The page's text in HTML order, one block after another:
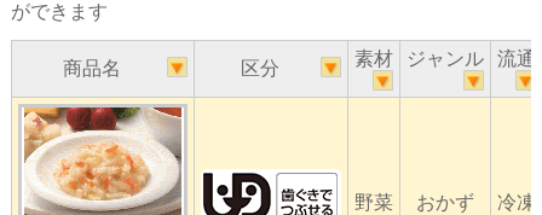
ができます
商品名 区分 素材 ジャンル 流通
野菜 おかず 冷凍